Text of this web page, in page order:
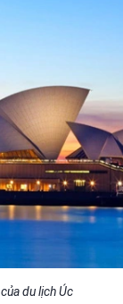
du lịch Úc